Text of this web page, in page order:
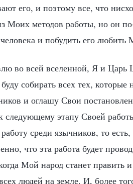
его, и поэтому все, что
Моих методов работы, но он
и побудить его любить
во всей вселенной, Я и Царь
собирать всех тех, которые
и оглашу Свои
этапу Своей
среди язычников, то есть,
что эта работа будет
Мой народ станет править
людей на земле. И, более